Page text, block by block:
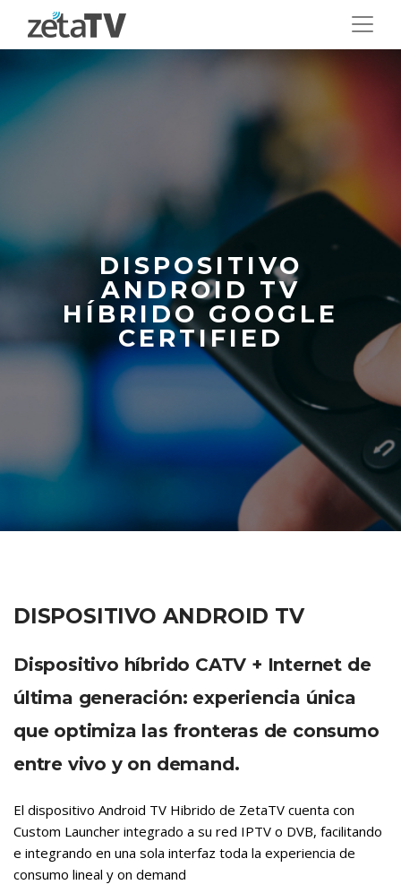
DISPOSITIVO
ANDROID TV
HÍBRIDO GOOGLE
CERTIFIED
DISPOSITIVO ANDROID TV
Dispositivo híbrido CATV + Internet de
última generación: experiencia única
que optimiza las fronteras de consumo
entre vivo y on demand.
El dispositivo Android TV Hibrido de ZetaTV cuenta con
Custom Launcher integrado a su red IPTV o DVB, facilitando
e integrando en una sola interfaz toda la experiencia de
consumo lineal y on demand